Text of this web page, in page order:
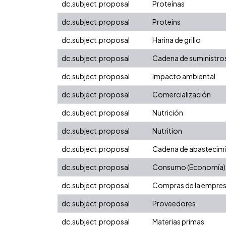
dc.subject.proposal
Proteínas
dc.subject.proposal
Proteins
dc.subject.proposal
Harina de grillo
dc.subject.proposal
Cadena de
dc.subject.proposal
Impacto ambiental
dc.subject.proposal
Comercialización
dc.subject.proposal
Nutrición
dc.subject.proposal
Nutrition
dc.subject.proposal
Cadena de
dc.subject.proposal
Consumo (Economía)
dc.subject.proposal
Compras de la
dc.subject.proposal
Proveedores
dc.subject.proposal
Materias primas